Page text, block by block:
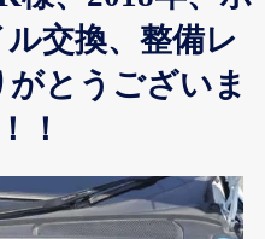
交換、整備レ
とうございま
！